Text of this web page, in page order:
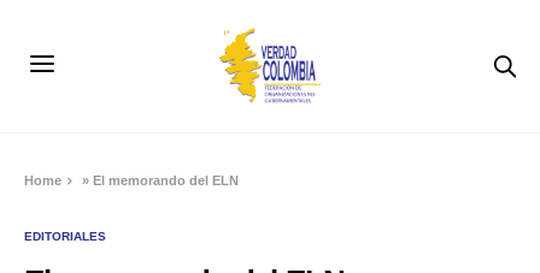
Home »El memorando del ELN
EDITORIALES